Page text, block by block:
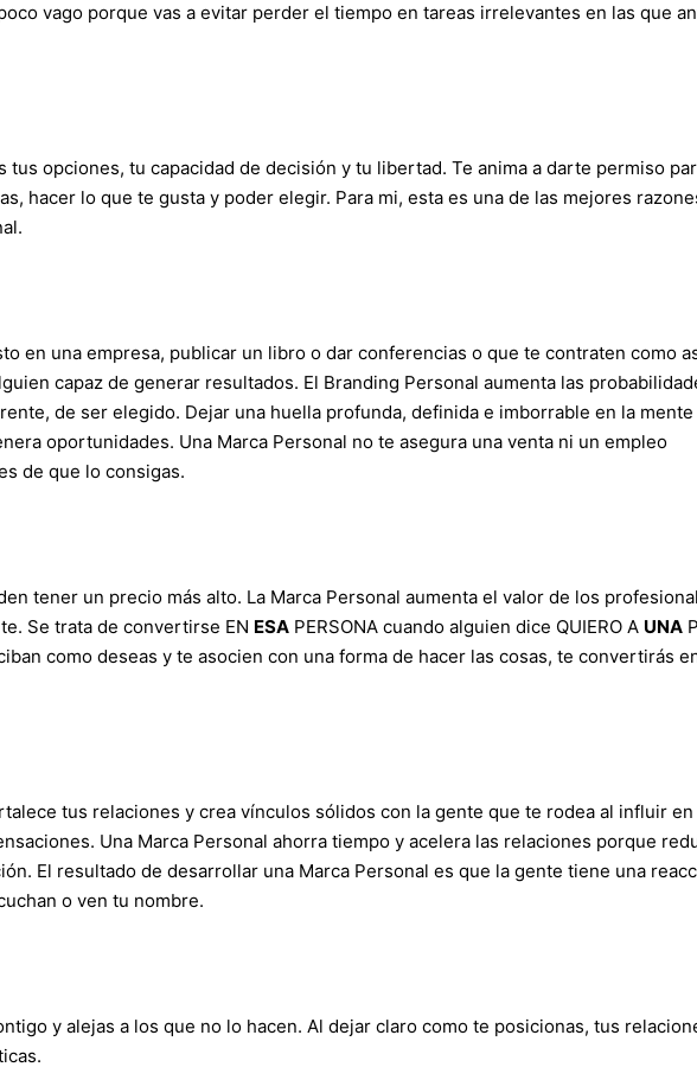
vago porque vas a evitar perder el tiempo en tareas irrelevantes en las que
tus opciones, tu capacidad de decisión y tu libertad. Te anima a darte permiso
hacer lo que te gusta y poder elegir. Para mi, esta es una de las mejores
en una empresa, publicar un libro o dar conferencias o que te contraten como
capaz de generar resultados. El Branding Personal aumenta las
de ser elegido. Dejar una huella profunda, definida e imborrable en la mente
oportunidades. Una Marca Personal no te asegura una venta ni un empleo
de que lo consigas.
tener un precio más alto. La Marca Personal aumenta el valor de los
Se trata de convertirse EN ESA PERSONA cuando alguien dice QUIERO A UNA
como deseas y te asocien con una forma de hacer las cosas, te convertirás
tus relaciones y crea vínculos sólidos con la gente que te rodea al influir en
Una Marca Personal ahorra tiempo y acelera las relaciones porque
El resultado de desarrollar una Marca Personal es que la gente tiene una
o ven tu nombre.
y alejas a los que no lo hacen. Al dejar claro como te posicionas, tus